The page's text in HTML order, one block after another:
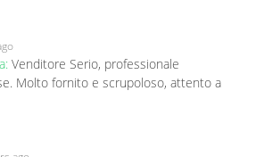
Venditore Serio, professionale
Molto fornito e scrupoloso, attento a